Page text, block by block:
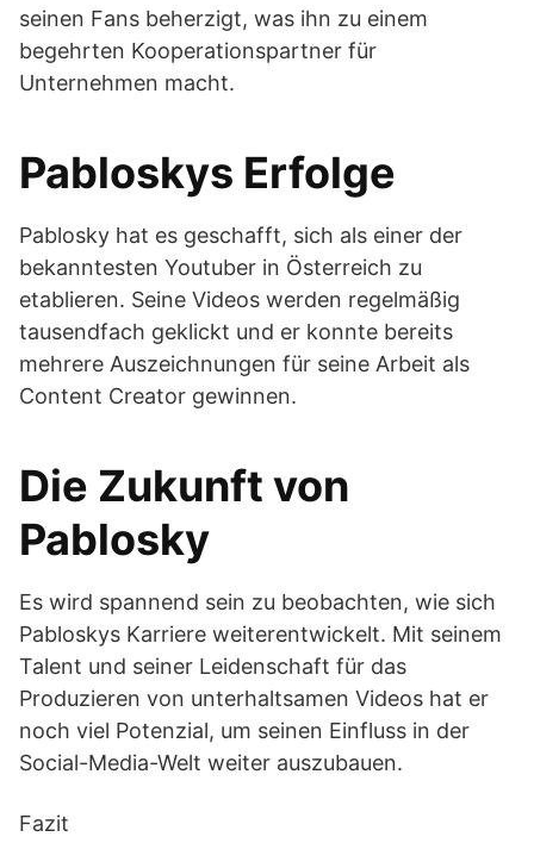
seinen Fans beherzigt, was ihn zu einem
begehrten Kooperationspartner für
Unternehmen macht.
Pabloskys Erfolge
Pablosky hat es geschafft, sich als einer der
bekanntesten Youtuber in Österreich zu
etablieren. Seine Videos werden regelmäßig
tausendfach geklickt und er konnte bereits
mehrere Auszeichnungen für seine Arbeit als
Content Creator gewinnen.
Die Zukunft von
Pablosky
Es wird spannend sein zu beobachten, wie sich
Pabloskys Karriere weiterentwickelt. Mit seinem
Talent und seiner Leidenschaft für das
Produzieren von unterhaltsamen Videos hat er
noch viel Potenzial, um seinen Einfluss in der
Social-Media-Welt weiter auszubauen.
Fazit